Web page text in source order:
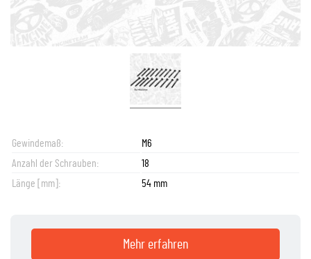
Gewindemaß:
M6
Anzahl der Schrauben:
18
Länge [mm]:
54 mm
Mehr erfahren